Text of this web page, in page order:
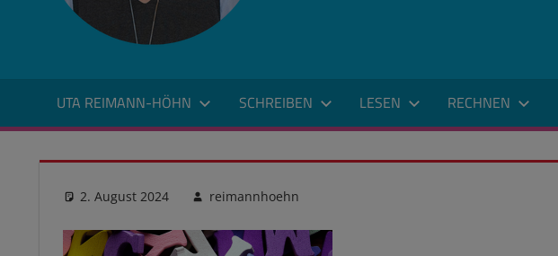
UTA REIMANN-HÖHN SCHREIBEN LESEN RECHNEN
2. August 2024 reimannhoehn